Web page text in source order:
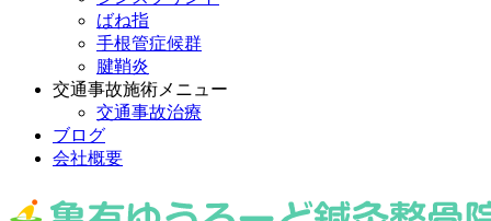
ばね指
手根管症候群
腱鞘炎
交通事故施術メニュー
交通事故治療
ブログ
会社概要